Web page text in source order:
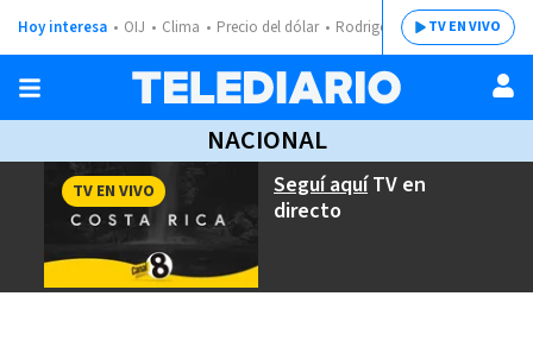
Hoy interesa OIJ Clima Precio del dólar Rodrigo ChavesTV EN VIVO
NACIONAL
Seguí aquíTV en
directo
TV EN VIVO